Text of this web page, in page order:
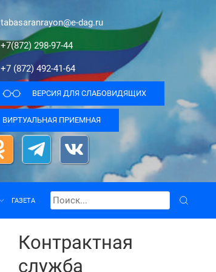
tabasaranrayon@e-dag.ru
+7(872) 298-97-44
+7 (872) 492-41-64
ВЕРСИЯ ДЛЯ СЛАБОВИДЯЩИХ
ВИРТУАЛЬНАЯ ПРИЕМНАЯ
ГАЗЕТА
Контрактная
служба